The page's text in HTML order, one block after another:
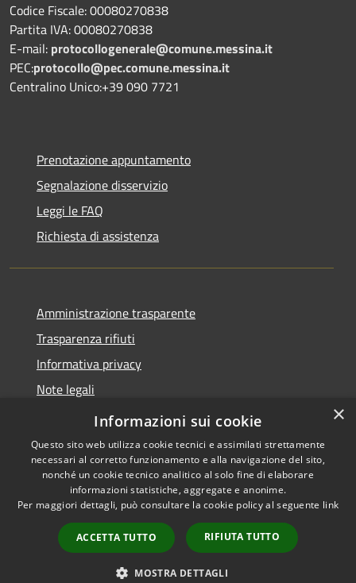
Codice Fiscale: 00080270838
Partita IVA: 00080270838
E-mail: protocollogenerale@comune.messina.it
PEC:protocollo@pec.comune.messina.it
Centralino Unico:+39 090 7721
Prenotazione appuntamento
Segnalazione disservizio
Leggi le FAQ
Richiesta di assistenza
Amministrazione trasparente
Trasparenza rifiuti
Informativa privacy
Note legali
Dichiarazione di accessibilità
Accessibilità
Copyright © 2026 • Città di
Messina • Powered by
Municipium•
Accesso
redazione
×
Informazioni sui cookie
Questo sito web utilizza cookie tecnici e assimilati strettamente
necessari al corretto funzionamento e alla navigazione del sito,
nonché un cookie tecnico analitico al solo fine di elaborare
informazioni statistiche, aggregate e anonime.
Per maggiori dettagli, può consultare la cookie policy al seguente link
ACCETTA TUTTO RIFIUTA TUTTO
MOSTRA DETTAGLI